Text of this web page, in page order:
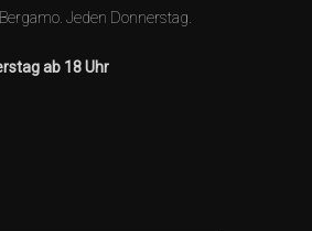
Jeden Donnerstag.
ab 18 Uhr